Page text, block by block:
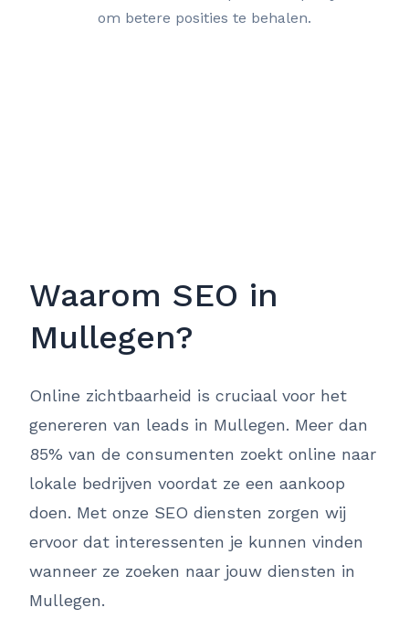
om betere posities te behalen.
Waarom SEO in
Mullegen?
Online zichtbaarheid is cruciaal voor het
genereren van leads in Mullegen. Meer dan
85% van de consumenten zoekt online naar
lokale bedrijven voordat ze een aankoop
doen. Met onze SEO diensten zorgen wij
ervoor dat interessenten je kunnen vinden
wanneer ze zoeken naar jouw diensten in
Mullegen.